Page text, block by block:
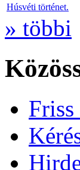
Húsvéti történet.
» többi
Friss